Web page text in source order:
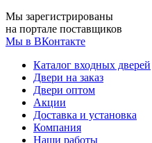
Мы зарегистрированы
на портале поставщиков
Мы в ВКонтакте
Каталог входных дверей
Двери на заказ
Двери оптом
Акции
Доставка и установка
Компания
Наши работы